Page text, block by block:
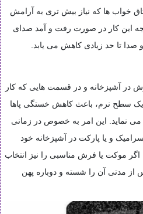
خواب ها که نیاز بیش تری به آرامش
این کار در صورت رفت و آمد صدای
تا حد زیادی کاهش می یابد.
در آشپزخانه و در قسمت هایی که کار
یک سطح نرم، باعث کاهش خستگی پاها
نماید. این امر به خصوص در زمانی
و یا پارکت در آشپزخانه خود
موکت یا فرش مناسبی را نیز انتخاب
از مدتی آن را شسته و دوباره پهن